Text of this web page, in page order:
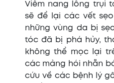
Viêm nang lông trụi
sẽ để lại các vết
những vùng da bị
tóc đã bị phá hủy,
không thể mọc lại
các mảng hói nhẵn
cứu về các bệnh lý